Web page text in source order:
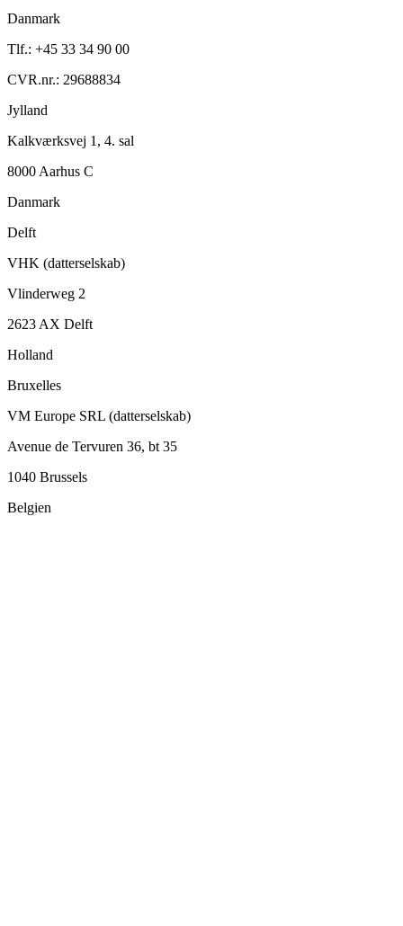
Danmark
Tlf.: +45 33 34 90 00
CVR.nr.: 29688834
Jylland
Kalkværksvej 1, 4. sal
8000 Aarhus C
Danmark
Delft
VHK (datterselskab)
Vlinderweg 2
2623 AX Delft
Holland
Bruxelles
VM Europe SRL (datterselskab)
Avenue de Tervuren 36, bt 35
1040 Brussels
Belgien